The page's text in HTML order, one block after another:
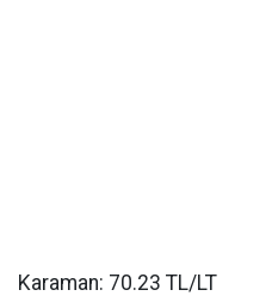
Karaman: 70.23 TL/LT